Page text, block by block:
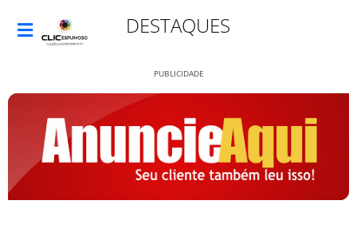
DESTAQUES
PUBLICIDADE